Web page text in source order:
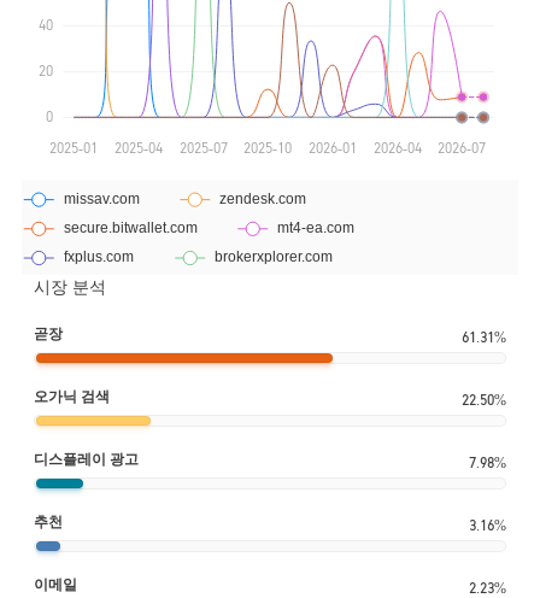
시장 분석
곧장 61.31%
오가닉 검색 22.50%
디스플레이 광고 7.98%
추천 3.16%
이메일 2.23%